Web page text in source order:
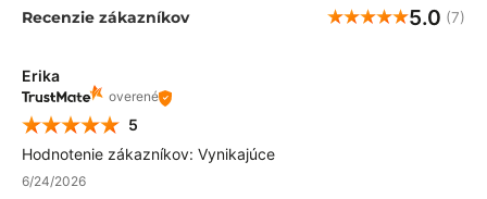
Recenzie zákazníkov 5.0 (7)
Erika
overené
5
Hodnotenie zákazníkov: Vynikajúce
6/24/2026